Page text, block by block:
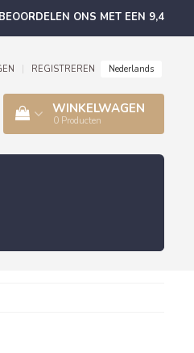
ONS MET EEN 9,4
REGISTREREN Nederlands
WINKELWAGEN
0 Producten